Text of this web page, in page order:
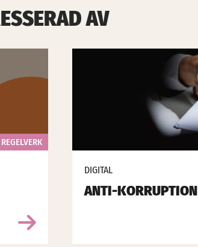
AV
DIGITAL
ANTI-KORRUPTION